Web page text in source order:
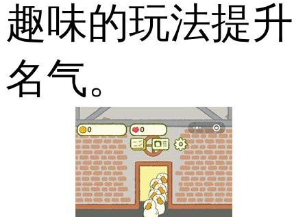
趣味的玩法提升
名气。